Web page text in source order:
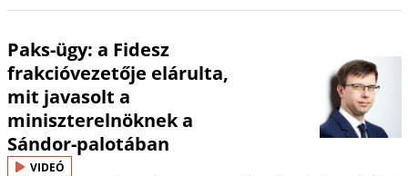
Paks-ügy: a Fidesz
frakcióvezetője elárulta,
mit javasolt a
miniszterelnöknek a
Sándor-palotában
VIDEÓ